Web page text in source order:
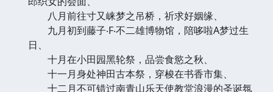
八月前往寸又崃梦之吊桥，祈求好姻缘、
九月初到藤子‧F‧不二雄博物馆，陪哆啦A梦过生
日、
十月在小田园黑轮祭，品尝食慾之秋、
十一月身处神田古本祭，穿梭在书香市集、
十二月不可错过南青山乐天使教堂浪漫的圣诞氛